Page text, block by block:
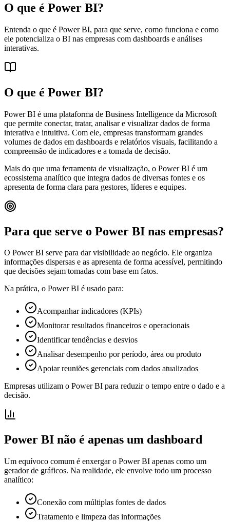
O que é Power BI?
Entenda o que é Power BI, para que serve, como funciona e como
ele potencializa o BI nas empresas com dashboards e análises
interativas.
O que é Power BI?
Power BI é uma plataforma de Business Intelligence da Microsoft
que permite conectar, tratar, analisar e visualizar dados de forma
interativa e intuitiva. Com ele, empresas transformam grandes
volumes de dados em dashboards e relatórios visuais, facilitando a
compreensão de indicadores e a tomada de decisão.
Mais do que uma ferramenta de visualização, o Power BI é um
ecossistema analítico que integra dados de diversas fontes e os
apresenta de forma clara para gestores, líderes e equipes.
Para que serve o Power BI nas empresas?
O Power BI serve para dar visibilidade ao negócio. Ele organiza
informações dispersas e as apresenta de forma acessível, permitindo
que decisões sejam tomadas com base em fatos.
Na prática, o Power BI é usado para:
Acompanhar indicadores (KPIs)
Monitorar resultados financeiros e operacionais
Identificar tendências e desvios
Analisar desempenho por período, área ou produto
Apoiar reuniões gerenciais com dados atualizados
Empresas utilizam o Power BI para reduzir o tempo entre o dado e a
decisão.
Power BI não é apenas um dashboard
Um equívoco comum é enxergar o Power BI apenas como um
gerador de gráficos. Na realidade, ele envolve todo um processo
analítico:
Conexão com múltiplas fontes de dados
Tratamento e limpeza das informações